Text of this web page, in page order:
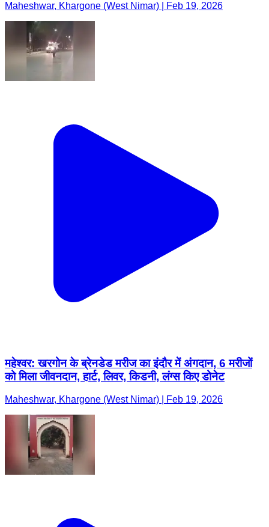
Maheshwar, Khargone (West Nimar) | Feb 19, 2026
महेश्वर: खरगोन के ब्रेनडेड मरीज का इंदौर में अंगदान, 6 मरीजों
को मिला जीवनदान, हार्ट, लिवर, किडनी, लंग्स किए डोनेट
Maheshwar, Khargone (West Nimar) | Feb 19, 2026